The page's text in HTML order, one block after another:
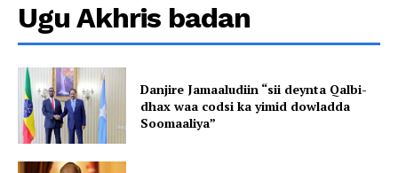
Ugu Akhris badan
Danjire Jamaaludiin “sii deynta Qalbi-
dhax waa codsi ka yimid dowladda
Soomaaliya”